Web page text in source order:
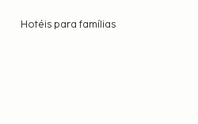
Hotéis para famílias